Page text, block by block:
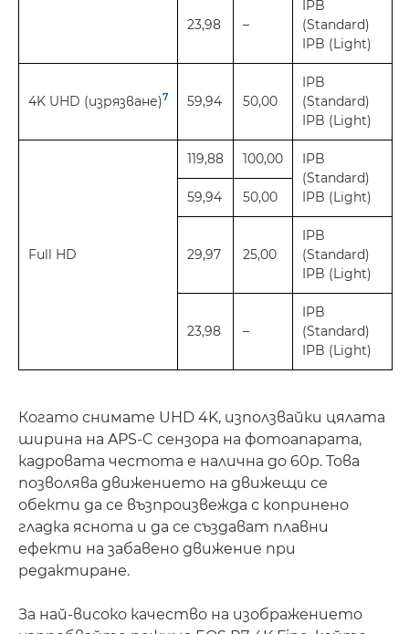
23,98 –
IPB
(Standard)
IPB (Light)
4K UHD (изрязване)7 59,94 50,00
IPB
(Standard)
IPB (Light)
Full HD
119,88 100,00
IPB
(Standard)
IPB (Light)
59,94 50,00
29,97 25,00
IPB
(Standard)
IPB (Light)
23,98 –
IPB
(Standard)
IPB (Light)
Когато снимате UHD 4K, използвайки цялата
ширина на APS-C сензора на фотоапарата,
кадровата честота е налична до 60p. Това
позволява движението на движещи се
обекти да се възпроизвежда с копринено
гладка яснота и да се създават плавни
ефекти на забавено движение при
редактиране.
За най-високо качество на изображението